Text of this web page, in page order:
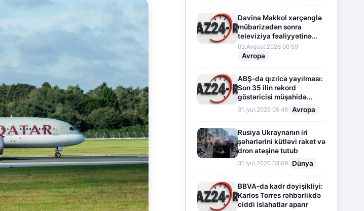
Davina Makkol xərçənglə
mübarizədən sonra
televiziya fəaliyyətinə
fasilə verir
03.Avqust.2026 00:59
Avropa
ABŞ-da qızılca yayılması:
Son 35 ilin rekord
göstəricisi müşahidə
olunur
31.İyul.2026 05:46 Avropa
Rusiya Ukraynanın iri
şəhərlərini kütləvi raket və
dron atəşinə tutub
31.İyul.2026 03:09 Dünya
BBVA-da kadr dəyişikliyi:
Karlos Torres rəhbərlikdə
ciddi islahatlar aparır